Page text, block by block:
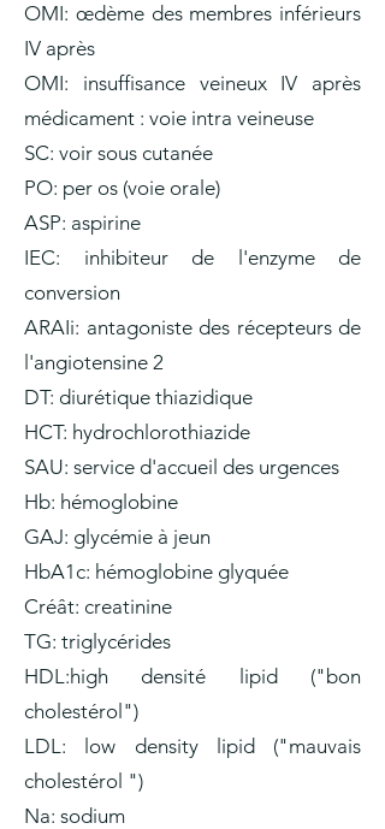
OMI: œdème des membres inférieurs
IV après
OMI: insuffisance veineux IV après
médicament : voie intra veineuse
SC: voir sous cutanée
PO: per os (voie orale)
ASP: aspirine
IEC: inhibiteur de l'enzyme de
conversion
ARAIi: antagoniste des récepteurs de
l'angiotensine 2
DT: diurétique thiazidique
HCT: hydrochlorothiazide
SAU: service d'accueil des urgences
Hb: hémoglobine
GAJ: glycémie à jeun
HbA1c: hémoglobine glyquée
Créât: creatinine
TG: triglycérides
HDL:high densité lipid ("bon
cholestérol")
LDL: low density lipid ("mauvais
cholestérol ")
Na: sodium